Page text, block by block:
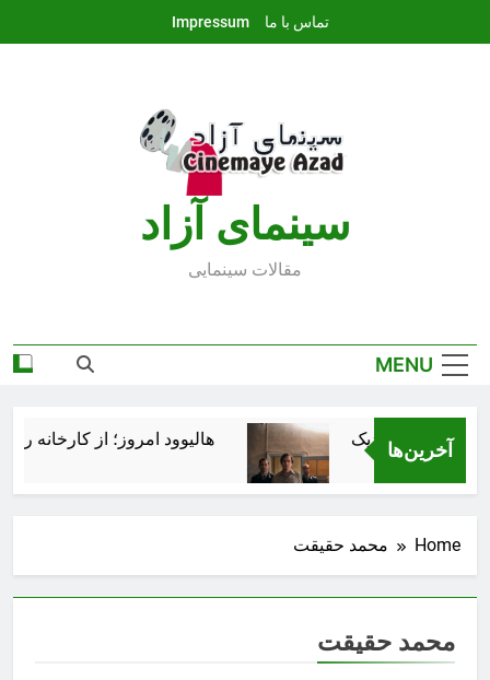
تماس با ما Impressum
سينماى آزاد
مقالات سينمايى
MENU
آخرین‌ها هالیوود امروز؛ از کارخانه
Home محمد حقیقت
محمد حقیقت